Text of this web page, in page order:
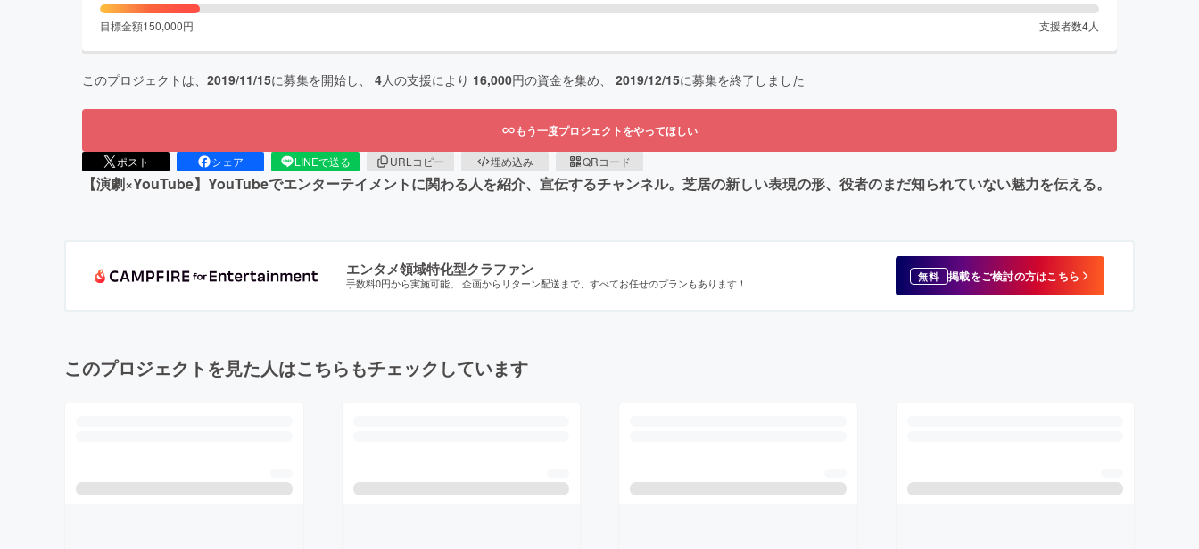
目標金額150,000円 支援者数4人
このプロジェクトは、 2019/11/15に募集を開始し、 4人の支援により 16,000円の資金を集め、 2019/12/15に募集を終了しました
もう一度プロジェクトをやってほしい
ポスト シェア LINEで送る URLコピー 埋め込み QRコード
【演劇×YouTube】YouTubeでエンターテイメントに関わる人を紹介、宣伝するチャンネル。芝居の新しい表現の形、役者のまだ知られていない魅力を伝える。
エンタメ領域特化型クラファン
手数料0円から実施可能。 企画からリターン配送まで、すべてお任せのプランもあります！ 無料 掲載をご検討の方はこちら
このプロジェクトを見た人はこちらもチェックしています